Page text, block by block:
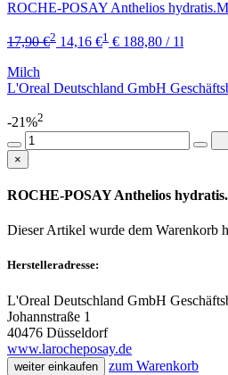
ROCHE-POSAY Anthelios
17,90 €2 14,16 €1 € 188,80 / 1l
Milch
L'Oreal Deutschland GmbH
-21%2
×
ROCHE-POSAY Anthelios
Dieser Artikel wurde dem Warenkorb
Herstelleradresse:
L'Oreal Deutschland GmbH
Johannstraße 1
40476 Düsseldorf
www.larocheposay.de
weiter einkaufen zum Warenkorb